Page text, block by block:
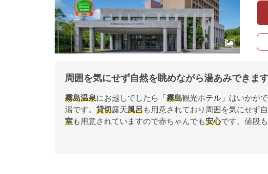
周囲を気にせず自然を眺めながら湯あみできま
霧島温泉にお越しでしたら「 霧島観光ホテル」はいかがで
湯です。 貸切露天風呂も用意されており周囲を気にせず
室も用意されていますので赤ちゃんでも安心です。値段